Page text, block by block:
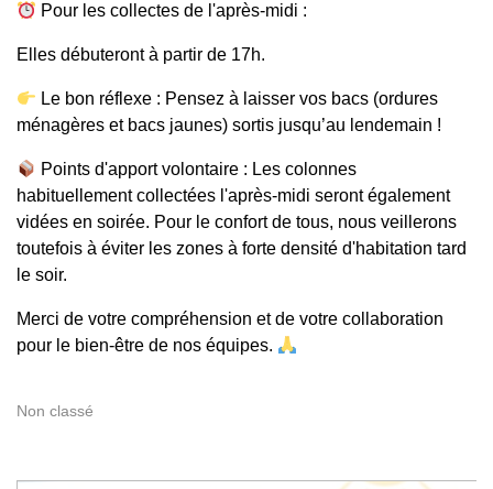
Pour les collectes de l'après-midi :
Elles débuteront à partir de 17h.
Le bon réflexe : Pensez à laisser vos bacs (ordures
ménagères et bacs jaunes) sortis jusqu’au lendemain !
Points d'apport volontaire : Les colonnes
habituellement collectées l'après-midi seront également
vidées en soirée. Pour le confort de tous, nous veillerons
toutefois à éviter les zones à forte densité d'habitation tard
le soir.
Merci de votre compréhension et de votre collaboration
pour le bien-être de nos équipes.
Non classé